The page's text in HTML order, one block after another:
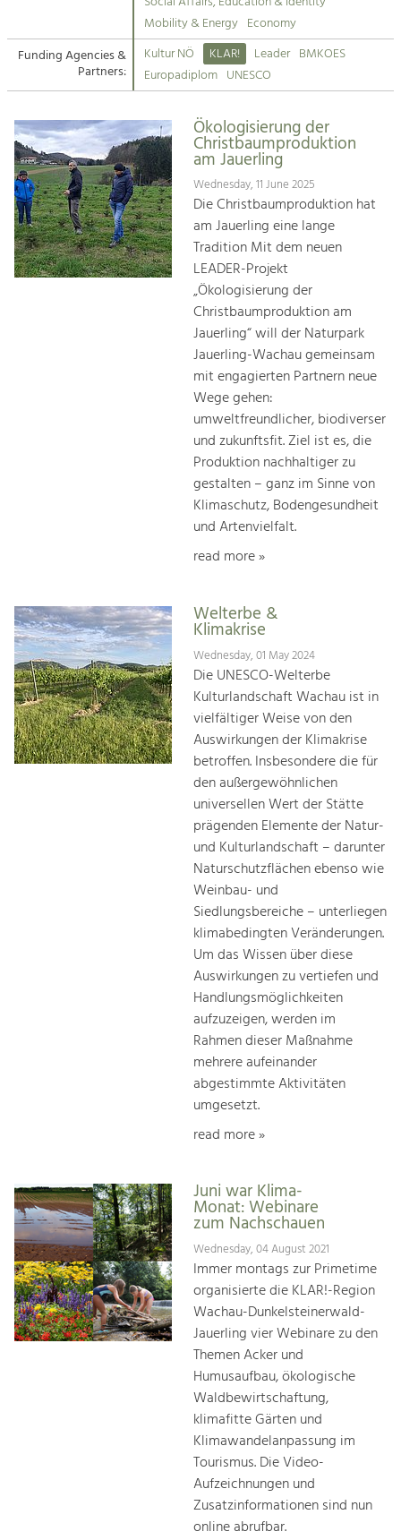
Suche
Impressum
Kontakt
Tourism
Offer Development and Positioning
Art & Culture
Crafts, Science and Research.
Social Affairs, Education
& Identity
Equality, Youth and Integration.
Climate Change, Public Transport and
Increase in Regional Value Added.
Mobility & Energy Economy
Funding Agencies &
Partners:
Kultur NÖ KLAR! Leader BMKOES
Europadiplom UNESCO
Ökologisierung der
Christbaumproduktion
am Jauerling
Wednesday, 11 June 2025
Die Christbaumproduktion hat
am Jauerling eine lange
Tradition Mit dem neuen
LEADER-Projekt
„Ökologisierung der
Christbaumproduktion am
Jauerling“ will der Naturpark
Jauerling-Wachau gemeinsam
mit engagierten Partnern neue
Wege gehen:
umweltfreundlicher, biodiverser
und zukunftsfit. Ziel ist es, die
Produktion nachhaltiger zu
gestalten – ganz im Sinne von
Klimaschutz, Bodengesundheit
und Artenvielfalt.
read more »
Welterbe &
Klimakrise
Wednesday, 01 May 2024
Die UNESCO-Welterbe
Kulturlandschaft Wachau ist in
vielfältiger Weise von den
Auswirkungen der Klimakrise
betroffen. Insbesondere die für
den außergewöhnlichen
universellen Wert der Stätte
prägenden Elemente der Natur-
und Kulturlandschaft – darunter
Naturschutzflächen ebenso wie
Weinbau- und
Siedlungsbereiche – unterliegen
klimabedingten Veränderungen.
Um das Wissen über diese
Auswirkungen zu vertiefen und
Handlungsmöglichkeiten
aufzuzeigen, werden im
Rahmen dieser Maßnahme
mehrere aufeinander
abgestimmte Aktivitäten
umgesetzt.
read more »
Juni war Klima-
Monat: Webinare
zum Nachschauen
Wednesday, 04 August 2021
Immer montags zur Primetime
organisierte die KLAR!-Region
Wachau-Dunkelsteinerwald-
Jauerling vier Webinare zu den
Themen Acker und
Humusaufbau, ökologische
Waldbewirtschaftung,
klimafitte Gärten und
Klimawandelanpassung im
Tourismus. Die Video-
Aufzeichnungen und
Zusatzinformationen sind nun
online abrufbar.